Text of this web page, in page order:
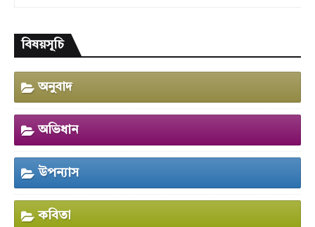
বিষয়সূচি
অনুবাদ
অভিধান
উপন্যাস
কবিতা